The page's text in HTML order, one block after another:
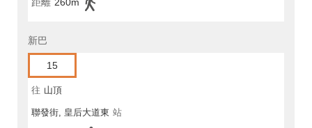
距離 260m
新巴
15
往 山頂
聯發街, 皇后大道東 站